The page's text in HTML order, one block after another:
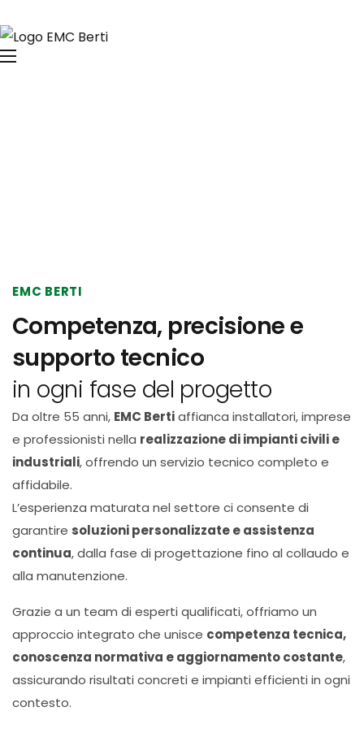
EMC BERTI
Competenza, precisione e
supporto tecnico
in ogni fase del progetto
Da oltre 55 anni, EMC Bertiaffianca installatori, imprese
e professionisti nella realizzazione di impianti civili e
industriali, offrendo un servizio tecnico completo e
affidabile.
L’esperienza maturata nel settore ci consente di
garantire soluzioni personalizzate e assistenza
continua, dalla fase di progettazione fino al collaudo e
alla manutenzione.
Grazie a un team di esperti qualificati, offriamo un
approccio integrato che unisce competenza tecnica,
conoscenza normativa e aggiornamento costante,
assicurando risultati concreti e impianti efficienti in ogni
contesto.